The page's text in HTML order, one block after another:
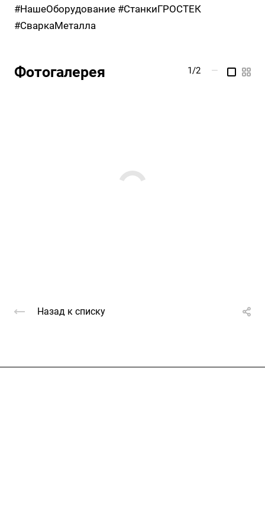
#НашеОборудование #СтанкиГРОСТЕК
#СваркаМеталла
Фотогалерея 1/2 —
Назад к списку